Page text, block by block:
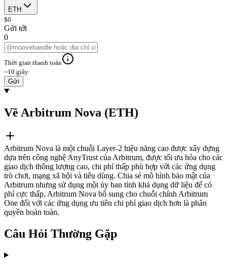
ETH
$0
Gửi tới
0
Thời gian thanh toán
~10 giây
Gửi
Về Arbitrum Nova (ETH)
Arbitrum Nova là một chuỗi Layer-2 hiệu năng cao được xây dựng
dựa trên công nghệ AnyTrust của Arbitrum, được tối ưu hóa cho các
giao dịch thông lượng cao, chi phí thấp phù hợp với các ứng dụng
trò chơi, mạng xã hội và tiêu dùng. Chia sẻ mô hình bảo mật của
Arbitrum nhưng sử dụng một ủy ban tính khả dụng dữ liệu để có
phí cực thấp, Arbitrum Nova bổ sung cho chuỗi chính Arbitrum
One đối với các ứng dụng ưu tiên chi phí giao dịch hơn là phân
quyền hoàn toàn.
Câu Hỏi Thường Gặp